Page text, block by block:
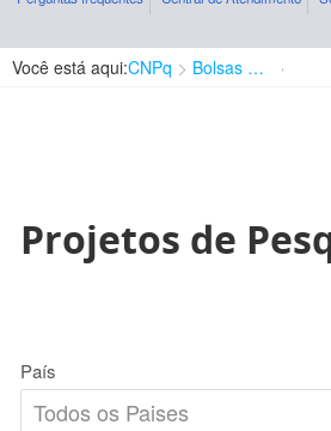
Você está aqui:CNPq Bolsas e Auxílios Vigentes
Projetos de
País